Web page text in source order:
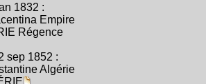
1832 :
Empire
Régence
sep 1852 :
Algérie